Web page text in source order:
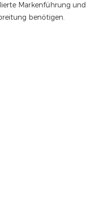
Markenführung und
benötigen.